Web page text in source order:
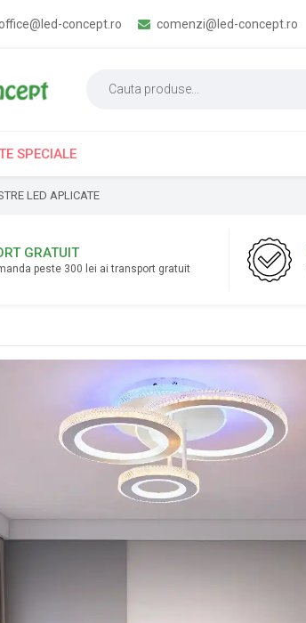
concept.ro comenzi@led-concept.ro
SPECIALE
LED APLICATE
GRATUIT
peste 300 lei ai transport gratuit